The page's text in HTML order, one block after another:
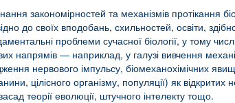
закономірностей та механізмів протікання
до своїх вподобань, схильностей, освіти,
проблеми сучасної біології, у тому числі
напрямів — наприклад, у галузі вивчення
нервового імпульсу, біомеханохімічних
цілісного організму, популяції) як
теорії еволюції, штучного інтелекту тощо.